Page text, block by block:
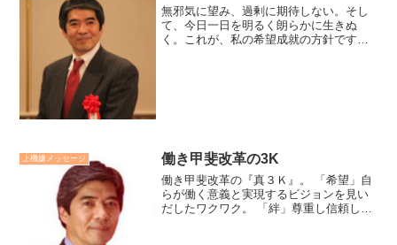
無邪気に望み、過剰に期待しない。そし
て、今日一日を明るく朗らかに生きぬ
く。これが、私の希望成就の方針です。
上機嫌メッセージ 働き甲斐改革の3K
働き甲斐改革の『真３Ｋ』。 「希望」自
らが働く意義と実現するビジョンを見い
だしたワクワク。 「絆」尊重し信頼し合